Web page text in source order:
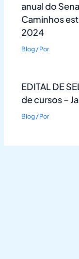
anual do
Caminhos
2024
Blog/ Por
EDITAL DE
de cursos –
Blog/ Por